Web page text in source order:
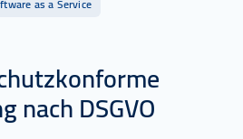
as a Service
nach DSGVO